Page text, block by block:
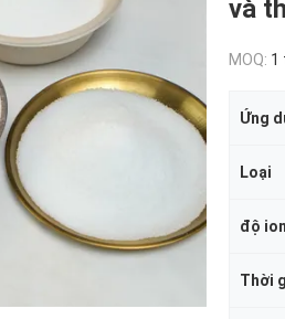
và
MOQ: 1
Ứng
Loại
độ ion
Thời